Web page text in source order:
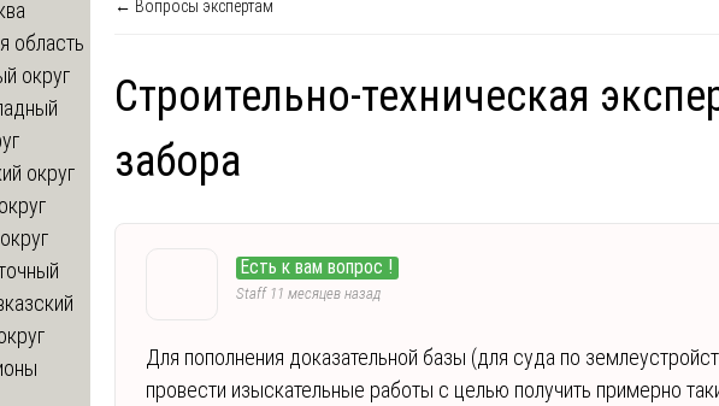
← Вопросы экспертам
Строительно-техническая
забора
Есть к вам вопрос !
Staff11 месяцев назад
Для пополнения доказательной базы (для суда по
провести изыскательные работы с целью получить примерно
область
округ
округ